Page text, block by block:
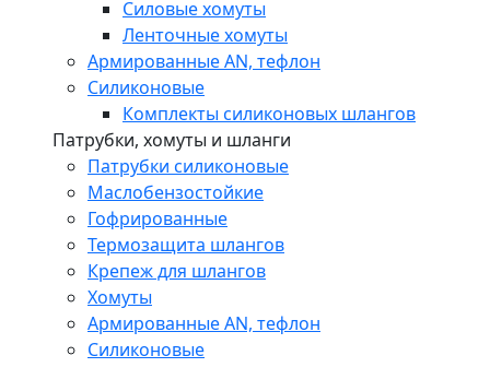
Силовые хомуты
Ленточные хомуты
Армированные AN, тефлон
Силиконовые
Комплекты силиконовых шлангов
Патрубки, хомуты и шланги
Патрубки силиконовые
Маслобензостойкие
Гофрированные
Термозащита шлангов
Крепеж для шлангов
Хомуты
Армированные AN, тефлон
Силиконовые